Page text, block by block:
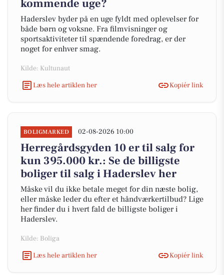
kommende uge?
Haderslev byder på en uge fyldt med oplevelser for
både børn og voksne. Fra filmvisninger og
sportsaktiviteter til spændende foredrag, er der
noget for enhver smag.
Kilde: Kultunaut
Læs hele artiklen her
Kopiér link
BOLIGMARKED 02-08-2026 10:00
Herregårdsgyden 10 er til salg for
kun 395.000 kr.: Se de billigste
boliger til salg i Haderslev her
Måske vil du ikke betale meget for din næste bolig,
eller måske leder du efter et håndværkertilbud? Lige
her finder du i hvert fald de billigste boliger i
Haderslev.
Kilde: Boliga
Læs hele artiklen her
Kopiér link